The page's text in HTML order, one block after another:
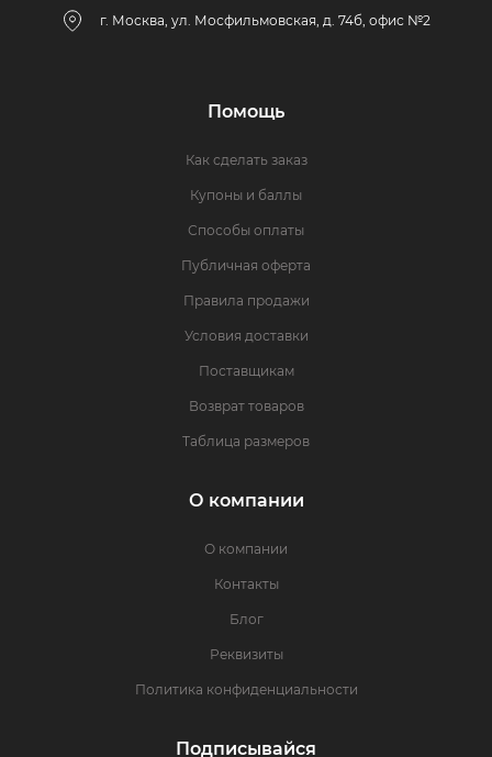
г. Москва, ул. Мосфильмовская, д. 74б, офис №2
Помощь
Как сделать заказ
Купоны и баллы
Способы оплаты
Публичная оферта
Правила продажи
Условия доставки
Поставщикам
Возврат товаров
Таблица размеров
О компании
О компании
Контакты
Блог
Реквизиты
Политика конфиденциальности
Подписывайся